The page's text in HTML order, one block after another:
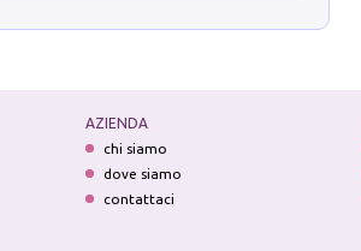
AZIENDA
chi siamo
dove siamo
contattaci